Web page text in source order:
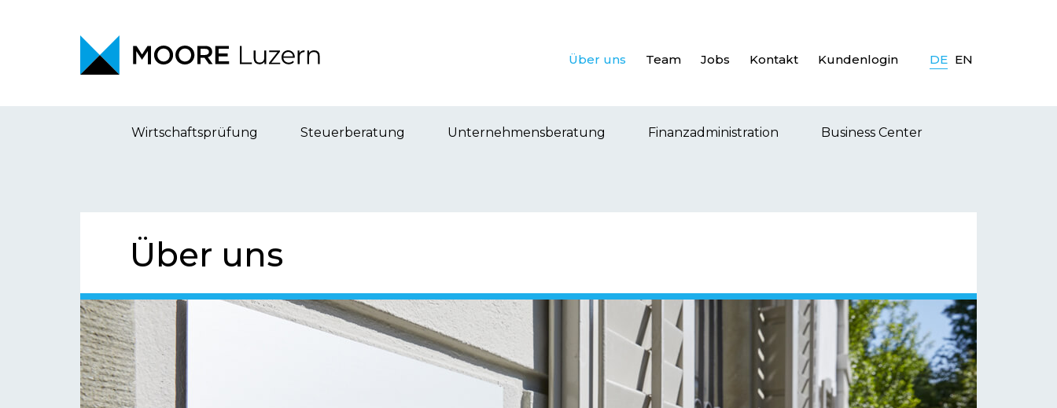
Wirtschaftsprüfung Steuerberatung Unternehmensberatung Finanzadministration Business Center
Über uns Team Jobs Kontakt Kundenlogin DE EN
Über uns